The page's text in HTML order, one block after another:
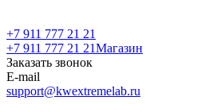
+7 911 777 21 21
+7 911 777 21 21Магазин
Заказать звонок
E-mail
support@kwextremelab.ru